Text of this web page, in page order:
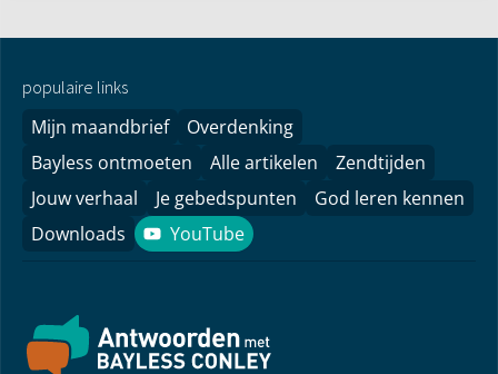
populaire links
Mijn maandbrief
Overdenking
Bayless ontmoeten
Alle artikelen
Zendtijden
Jouw verhaal
Je gebedspunten
God leren kennen
Downloads
YouTube
YouTube